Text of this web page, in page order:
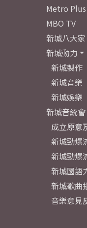
Metro Plus
MBO TV
新城八大家
新城動力
新城製作
新城音樂
新城娛樂
新城音統會
成立原意
新城勁爆
新城勁爆
新城國語
新城歌曲
音樂意見